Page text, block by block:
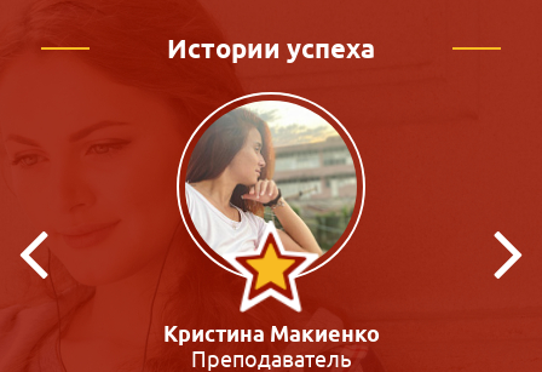
Истории успеха
Кристина Макиенко
Преподаватель